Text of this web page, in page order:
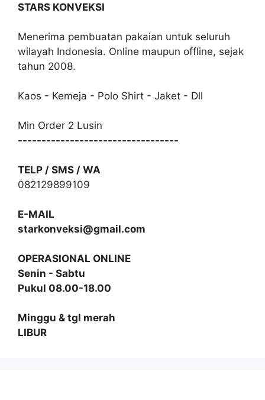
STARS KONVEKSI
Menerima pembuatan pakaian untuk seluruh
wilayah Indonesia. Online maupun offline, sejak
tahun 2008.
Kaos - Kemeja - Polo Shirt - Jaket - Dll
Min Order 2 Lusin
----------------------------------
TELP / SMS / WA
082129899109
E-MAIL
starkonveksi@gmail.com
OPERASIONAL ONLINE
Senin - Sabtu
Pukul 08.00-18.00
Minggu & tgl merah
LIBUR